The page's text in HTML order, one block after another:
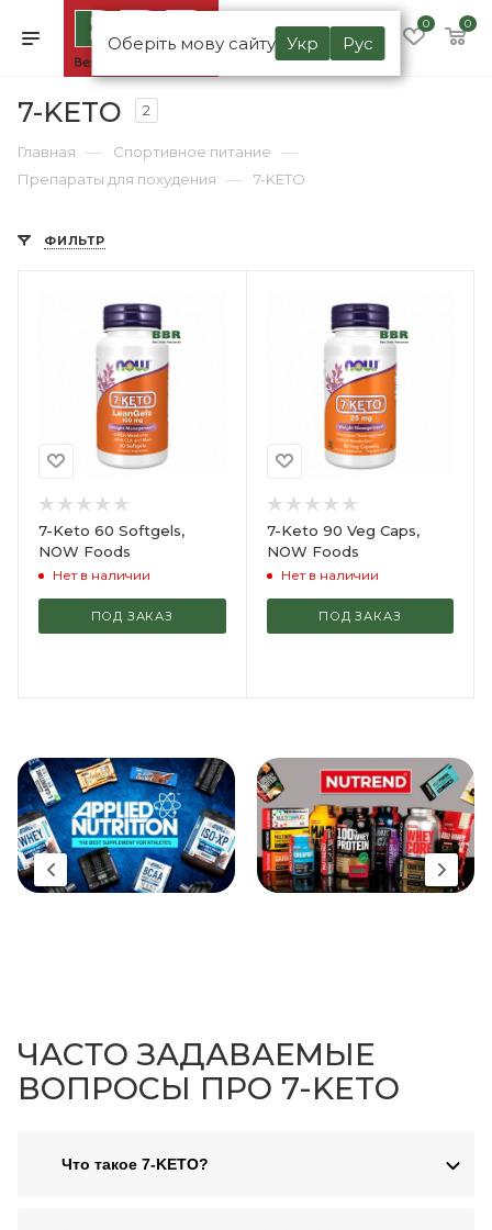
Оберіть мову сайту Укр Рус
0 0
7-KETO 2
Главная — Спортивное питание —
Препараты для похудения — 7-KETO
ФИЛЬТР
7-Keto 60 Softgels,
NOW Foods
Нет в наличии
ПОД ЗАКАЗ
7-Keto 90 Veg Caps,
NOW Foods
Нет в наличии
ПОД ЗАКАЗ
ЧАСТО ЗАДАВАЕМЫЕ
ВОПРОСЫ ПРО 7-KETO
Что такое 7-KETO?